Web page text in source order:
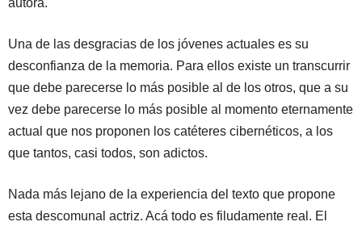
autora.
Una de las desgracias de los jóvenes actuales es su
desconfianza de la memoria. Para ellos existe un transcurrir
que debe parecerse lo más posible al de los otros, que a su
vez debe parecerse lo más posible al momento eternamente
actual que nos proponen los catéteres cibernéticos, a los
que tantos, casi todos, son adictos.
Nada más lejano de la experiencia del texto que propone
esta descomunal actriz. Acá todo es filudamente real. El